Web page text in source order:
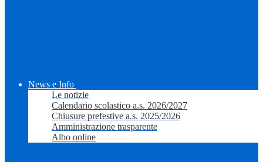
News e Info
Le notizie
Calendario scolastico a.s. 2026/2027
Chiusure prefestive a.s. 2025/2026
Amministrazione trasparente
Albo online